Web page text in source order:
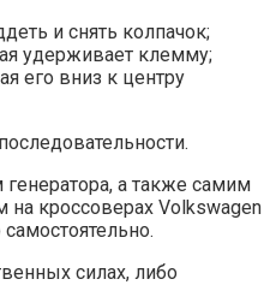
и снять колпачок;
удерживает клемму;
его вниз к центру
а также самим
кроссоверах Volkswagen
силах, либо